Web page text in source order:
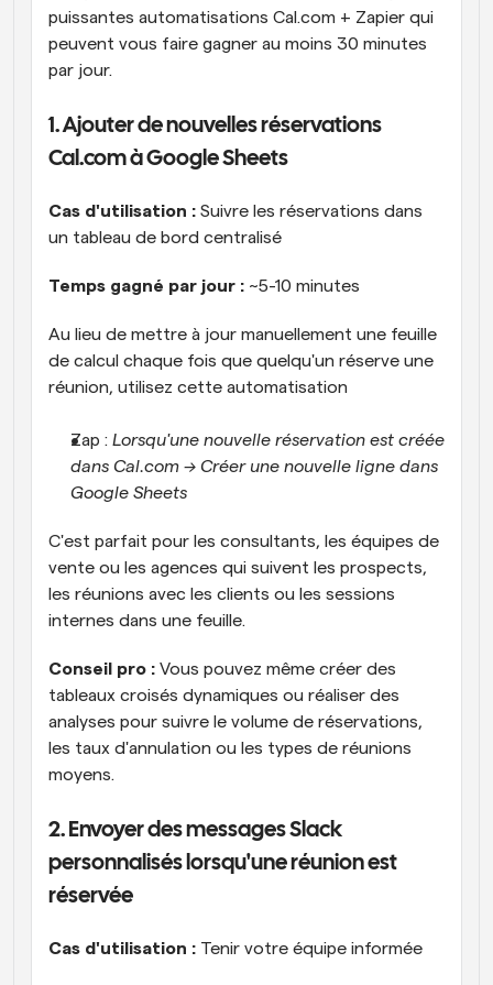
puissantes automatisations Cal.com + Zapier qui
peuvent vous faire gagner au moins 30 minutes
par jour.
1. Ajouter de nouvelles réservations
Cal.com à Google Sheets
Cas d'utilisation : Suivre les réservations dans
un tableau de bord centralisé
Temps gagné par jour : ~5-10 minutes
Au lieu de mettre à jour manuellement une feuille
de calcul chaque fois que quelqu'un réserve une
réunion, utilisez cette automatisation
Zap : Lorsqu'une nouvelle réservation est créée
dans Cal.com → Créer une nouvelle ligne dans
Google Sheets
C'est parfait pour les consultants, les équipes de
vente ou les agences qui suivent les prospects,
les réunions avec les clients ou les sessions
internes dans une feuille.
Conseil pro : Vous pouvez même créer des
tableaux croisés dynamiques ou réaliser des
analyses pour suivre le volume de réservations,
les taux d'annulation ou les types de réunions
moyens.
2. Envoyer des messages Slack
personnalisés lorsqu'une réunion est
réservée
Cas d'utilisation : Tenir votre équipe informée